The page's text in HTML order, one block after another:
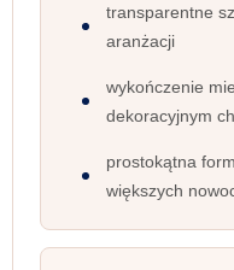
transparentne
aranżacji
wykończenie
dekoracyjnym
prostokątna
większych